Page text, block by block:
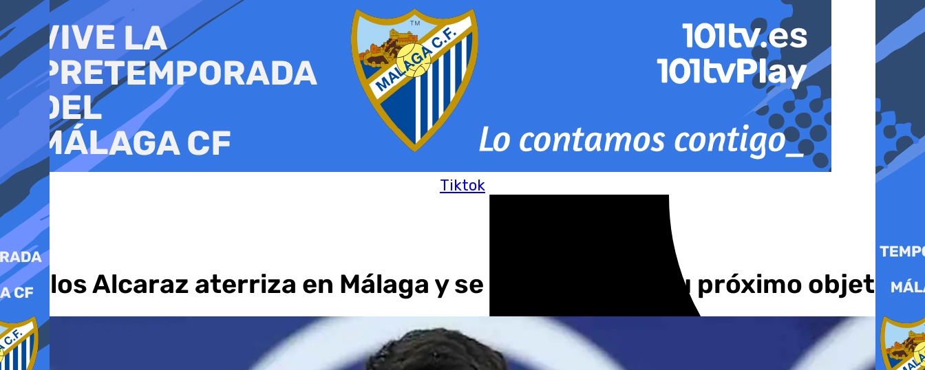
al
contenido
Tiktok
Carlos Alcaraz aterriza en Málaga y se prepara para su próximo objetivo